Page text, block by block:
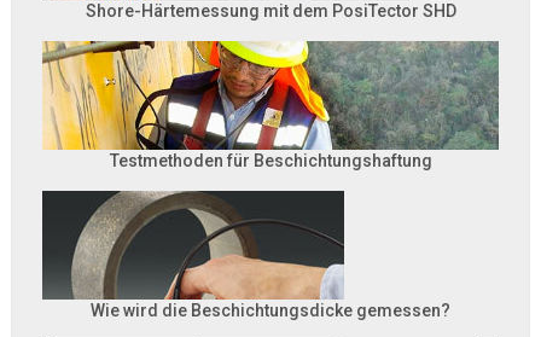
Shore-Härtemessung mit dem PosiTector SHD
Testmethoden für Beschichtungshaftung
Wie wird die Beschichtungsdicke gemessen?